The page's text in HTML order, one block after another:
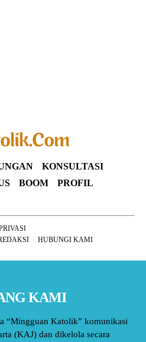
KONSULTASI
BOOM
PROFIL
HUBUNGI KAMI
KAMI
“Mingguan Katolik” komunikasi
(KAJ) dan dikelola secara